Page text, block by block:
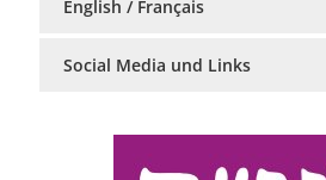
English / Français
Social Media und Links